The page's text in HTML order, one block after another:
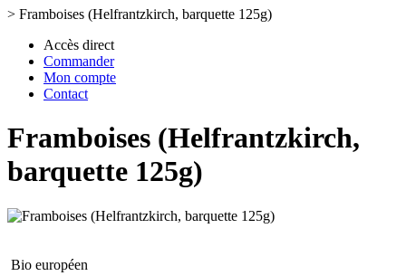
> Framboises (Helfrantzkirch, barquette 125g)
Accès direct
Commander
Mon compte
Contact
Framboises (Helfrantzkirch,
barquette 125g)
Bio européen